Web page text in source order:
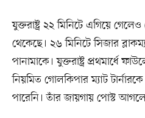
যুক্তরাষ্ট্র ২২ মিনিটে এগিয়ে গেলেও
থেকেছে। ২৬ মিনিটে সিজার
পানামাকে। যুক্তরাষ্ট্র প্রথমার্ধে
নিয়মিত গোলকিপার ম্যাট
পারেনি। তাঁর জায়গায় পোস্ট